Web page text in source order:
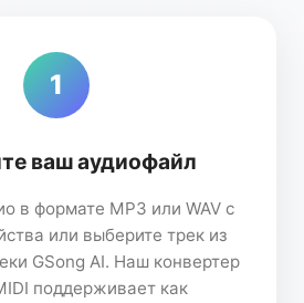
1
ваш аудиофайл
в формате MP3 или WAV с
или выберите трек из
GSong AI. Наш конвертер
поддерживает как